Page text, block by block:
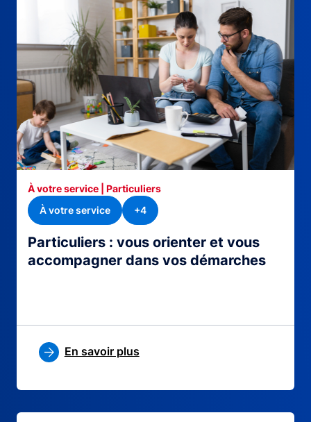
Particuliers : vous orienter et vous
accompagner dans vos démarches
À votre service | Particuliers
À votre service
+4
En savoir plus